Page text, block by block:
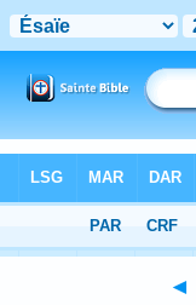
> Yesha'yah 24
◄